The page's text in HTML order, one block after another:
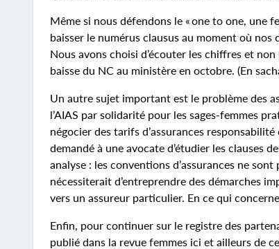
Même si nous défendons le « one to one, une
baisser le numérus clausus au moment où
Nous avons choisi d’écouter les chiffres et
baisse du NC au ministère en octobre. (En
Un autre sujet important est le problème des
l’AIAS par solidarité pour les sages-femmes
négocier des tarifs d’assurances
demandé à une avocate d’étudier les clauses
analyse : les conventions d’assurances ne
nécessiterait d’entreprendre des démarches
vers un assureur particulier. En ce qui
Enfin, pour continuer sur le registre des
publié dans la revue femmes ici et ailleurs de